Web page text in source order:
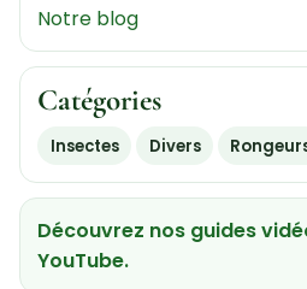
Notre blog
Catégories
Insectes Divers
Découvrez nos guides
YouTube.